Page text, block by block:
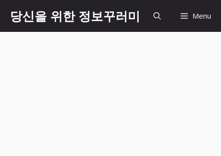
content
당신을 위한 정보꾸러미 Menu